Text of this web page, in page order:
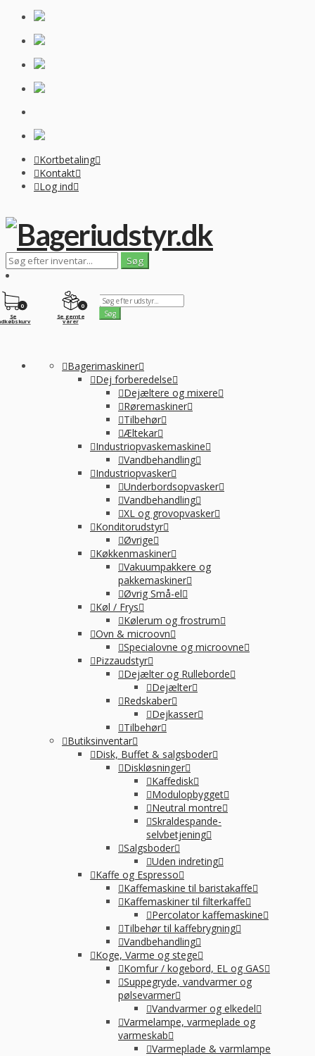
Kortbetaling
Kontakt
Log ind
0
Se gemte
varer
0
Se
Bagerimaskiner
Dej forberedelse
Dejæltere og mixere
Røremaskiner
Tilbehør
Æltekar
Industriopvaskemaskine
Vandbehandling
Industriopvasker
Underbordsopvasker
Vandbehandling
XL og grovopvasker
Konditorudstyr
Øvrige
Køkkenmaskiner
Vakuumpakkere og
pakkemaskiner
Øvrig Små-el
Køl / Frys
Kølerum og frostrum
Ovn & microovn
Specialovne og microovne
Pizzaudstyr
Dejælter og Rulleborde
Dejælter
Redskaber
Dejkasser
Tilbehør
Butiksinventar
Disk, Buffet & salgsboder
Diskløsninger
Kaffedisk
Modulopbygget
Neutral montre
Skraldespande-
selvbetjening
Salgsboder
Uden indreting
Kaffe og Espresso
Kaffemaskine til baristakaffe
Kaffemaskiner til filterkaffe
Percolator kaffemaskine
Tilbehør til kaffebrygning
Vandbehandling
Koge, Varme og stege
Komfur / kogebord, EL og GAS
Suppegryde, vandvarmer og
pølsevarmer
Vandvarmer og elkedel
Varmelampe, varmeplade og
varmeskab
Varmeplade & varmlampe